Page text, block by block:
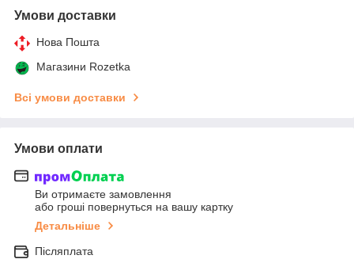
Умови доставки
Нова Пошта
Магазини Rozetka
Всі умови доставки
Умови оплати
Ви отримаєте замовлення
або гроші повернуться на вашу картку
Детальніше
Післяплата